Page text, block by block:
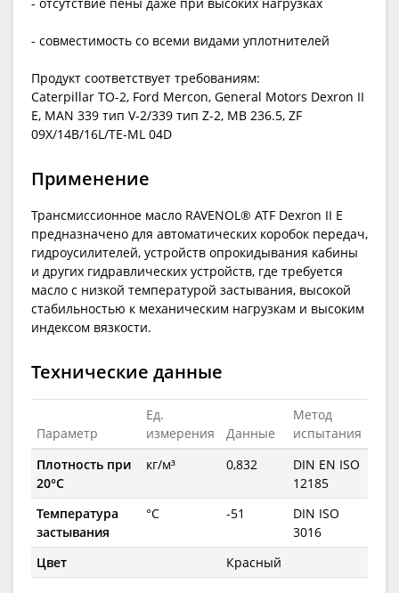
- совместимость со всеми видами уплотнителей
Продукт соответствует требованиям:
Caterpillar TO-2, Ford Mercon, General Motors Dexron II
E, MAN 339 тип V-2/339 тип Z-2, MB 236.5, ZF
09X/14B/16L/TE-ML 04D
Применение
Трансмиссионное масло RAVENOL® ATF Dexron II E
предназначено для автоматических коробок передач,
гидроусилителей, устройств опрокидывания кабины
и других гидравлических устройств, где требуется
масло с низкой температурой застывания, высокой
стабильностью к механическим нагрузкам и высоким
индексом вязкости.
Технические данные
Параметр
Ед.
измерения
Данные
Метод
испытания
Плотность при
20°C
кг/м³ 0,832
DIN EN ISO
12185
Температура
застывания
°C -51
DIN ISO
3016
Цвет
Красный